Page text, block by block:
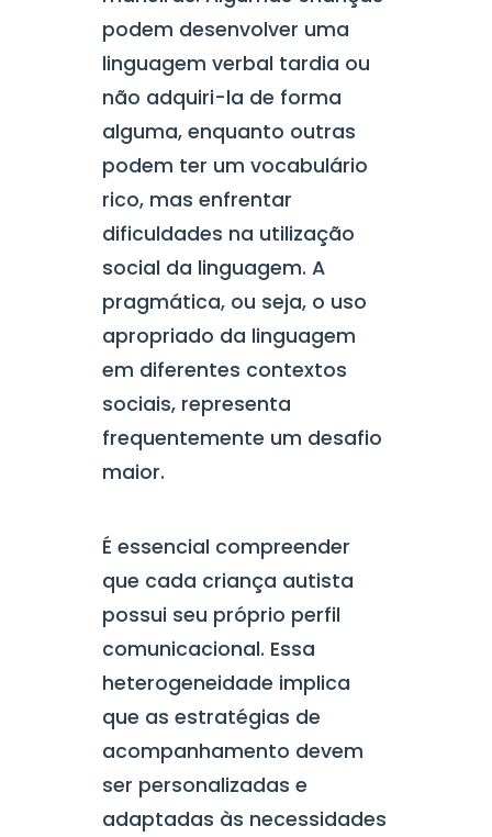
podem desenvolver uma
linguagem verbal tardia ou
não adquiri-la de forma
alguma, enquanto outras
podem ter um vocabulário
rico, mas enfrentar
dificuldades na utilização
social da linguagem. A
pragmática, ou seja, o uso
apropriado da linguagem
em diferentes contextos
sociais, representa
frequentemente um desafio
maior.
É essencial compreender
que cada criança autista
possui seu próprio perfil
comunicacional. Essa
heterogeneidade implica
que as estratégias de
acompanhamento devem
ser personalizadas e
adaptadas às necessidades